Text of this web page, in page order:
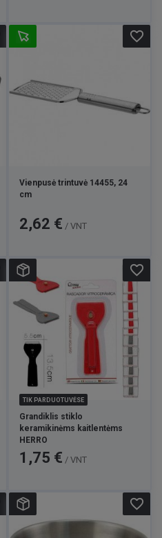
Vienpusė trintuvė 14455, 24
cm
Kaina
2,62 € / VNT
favorite_border
TIK PARDUOTUVĖSE
Grandiklis stiklo
keramikinėms kaitlentėms
HERRO
Kaina
1,75 € / VNT
favorite_border
favorite_border